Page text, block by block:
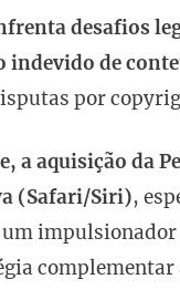
desafios
indevido de
por
a aquisição da
(Safari/Siri),
impulsionador
complementar